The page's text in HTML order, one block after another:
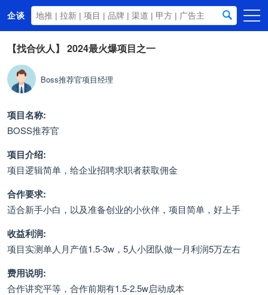
企谈
首页
商务资源
资讯动态
关于我们
【找合伙人】 2024最火爆项目之一
Boss推荐官项目经理
项目名称:
BOSS推荐官
项目介绍:
项目逻辑简单，给企业招聘求职者获取佣金
合作要求:
适合新手小白，以及准备创业的小伙伴，项目简单，好上手
收益利润:
项目实测单人月产值1.5-3w，5人小团队做一月利润5万左右
费用说明:
合作讲究平等，合作前期有1.5-2.5w启动成本